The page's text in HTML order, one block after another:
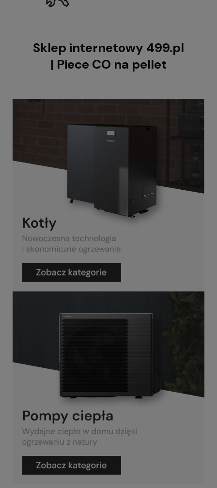
Sklep internetowy 499.pl
| Piece CO na pellet